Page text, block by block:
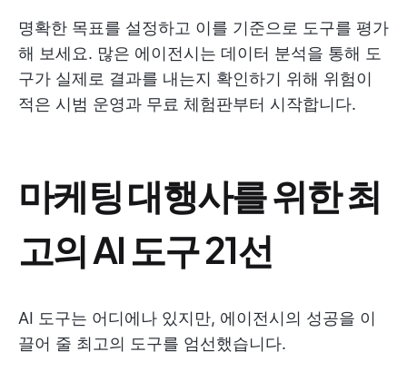
명확한 목표를 설정하고 이를 기준으로 도구를 평가
해 보세요. 많은 에이전시는 데이터 분석을 통해 도
구가 실제로 결과를 내는지 확인하기 위해 위험이
적은 시범 운영과 무료 체험판부터 시작합니다.
마케팅 대행사를 위한 최
고의 AI 도구 21선
AI 도구는 어디에나 있지만, 에이전시의 성공을 이
끌어 줄 최고의 도구를 엄선했습니다.